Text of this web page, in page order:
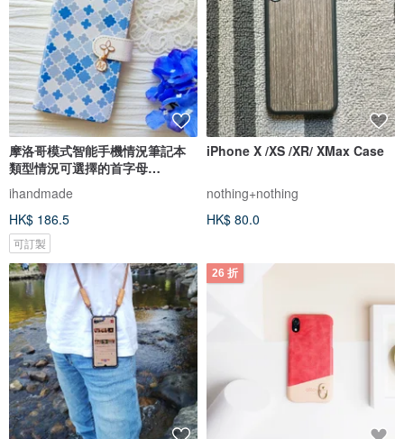
摩洛哥模式智能手機情況筆記本
類型情況可選擇的首字母
iPhone12 XR iPhone 11 Xperia
10 IV Galaxy S23 S22
ihandmade
HK$ 186.5
可訂製
iPhone X /XS /XR/ XMax Case
nothing+nothing
HK$ 80.0
26 折